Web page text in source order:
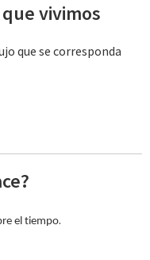
vivimos
que se corresponda
el tiempo.